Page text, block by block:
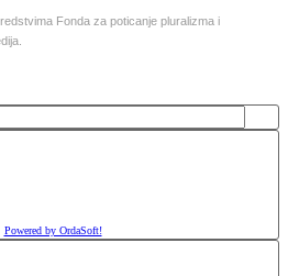
Fonda za poticanje pluralizma i
Powered by OrdaSoft!